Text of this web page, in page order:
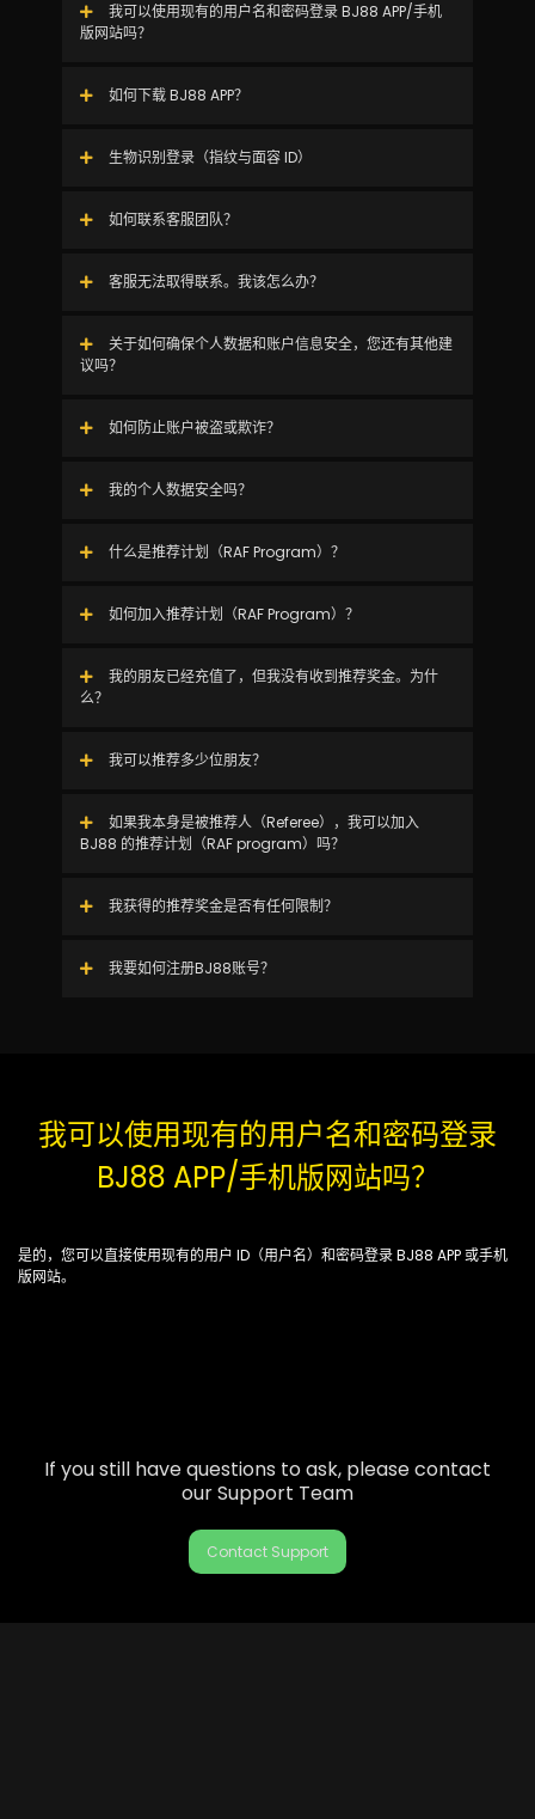
我可以使用现有的用户名和密码登录 BJ88 APP/手机
版网站吗？
如何下载 BJ88 APP？
生物识别登录（指纹与面容 ID）
如何联系客服团队？
客服无法取得联系。我该怎么办？
关于如何确保个人数据和账户信息安全，您还有其他建
议吗？
如何防止账户被盗或欺诈？
我的个人数据安全吗？
什么是推荐计划（RAF Program）？
如何加入推荐计划（RAF Program）？
我的朋友已经充值了，但我没有收到推荐奖金。为什
么？
我可以推荐多少位朋友？
如果我本身是被推荐人（Referee），我可以加入
BJ88 的推荐计划（RAF program）吗？
我获得的推荐奖金是否有任何限制？
我要如何注册BJ88账号？
我可以使用现有的用户名和密码登录
BJ88 APP/手机版网站吗？
是的，您可以直接使用现有的用户 ID（用户名）和密码登录 BJ88 APP 或手机
版网站。
If you still have questions to ask, please contact
our Support Team
Contact Support